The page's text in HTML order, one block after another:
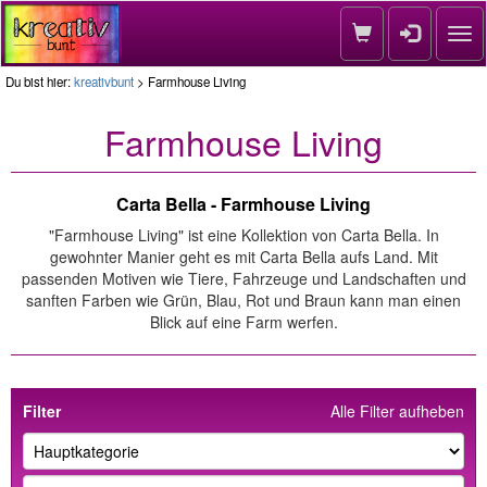
Du bist hier:kreativbunt > Farmhouse Living
Farmhouse Living
Carta Bella - Farmhouse Living
"Farmhouse Living" ist eine Kollektion von Carta Bella. In
gewohnter Manier geht es mit Carta Bella aufs Land. Mit
passenden Motiven wie Tiere, Fahrzeuge und Landschaften und
sanften Farben wie Grün, Blau, Rot und Braun kann man einen
Blick auf eine Farm werfen.
Alle Filter aufheben
Filter